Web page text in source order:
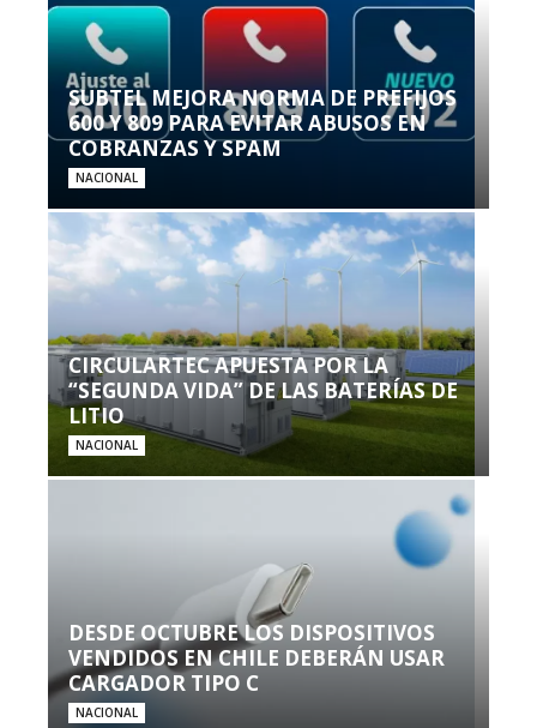
SUBTEL MEJORA NORMA DE PREFIJOS
600 Y 809 PARA EVITAR ABUSOS EN
COBRANZAS Y SPAM
NACIONAL
CIRCULARTEC APUESTA POR LA
“SEGUNDA VIDA” DE LAS BATERÍAS DE
LITIO
NACIONAL
DESDE OCTUBRE LOS DISPOSITIVOS
VENDIDOS EN CHILE DEBERÁN USAR
CARGADOR TIPO C
NACIONAL